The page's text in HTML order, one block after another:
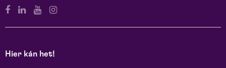
Hier kán het!